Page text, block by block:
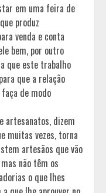
em uma feira de
produz
venda e conta
bem, por outro
que este trabalho
que a relação
de modo
artesanatos, dizem
muitas vezes, torna
artesãos que vão
não têm os
o que lhes